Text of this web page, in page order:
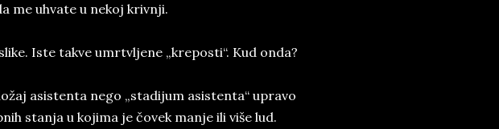
me uhvate u nekoj krivnji.
Iste takve umrtvljene „kreposti“. Kud onda?
asistenta nego „stadijum asistenta“ upravo
stanja u kojima je čovek manje ili više lud.